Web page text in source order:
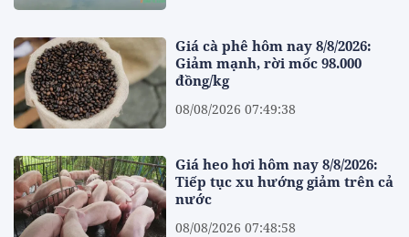
Giá cà phê hôm nay 8/8/2026:
Giảm mạnh, rời mốc 98.000
đồng/kg
08/08/2026 07:49:38
Giá heo hơi hôm nay 8/8/2026:
Tiếp tục xu hướng giảm trên cả
nước
08/08/2026 07:48:58